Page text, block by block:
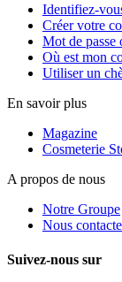
Identifiez-
Créer votre
Mot de passe
Où est mon
Utiliser un
En savoir plus
Magazine
Cosmeterie
A propos de nous
Notre Groupe
Nous
Suivez-nous sur